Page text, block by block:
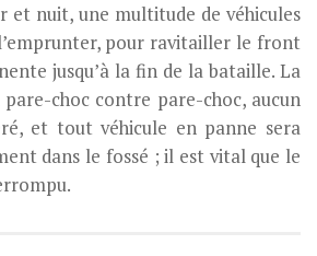
et nuit, une multitude de véhicules
pour ravitailler le front
jusqu’à la fin de la bataille. La
choc contre pare-choc, aucun
et tout véhicule en panne sera
dans le fossé ; il est vital que le